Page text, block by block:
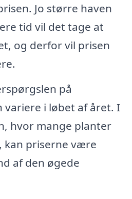
Jo større haven
tid vil det tage at
og derfor vil prisen
på
variere i løbet af året. I
hvor mange planter
kan priserne være
af den øgede